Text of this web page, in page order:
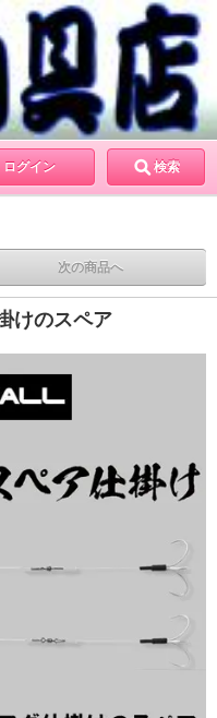
ログイン 検索
次の商品へ
けのスペア